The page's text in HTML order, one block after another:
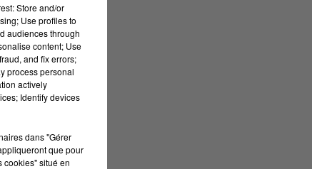
Store and/or
Use profiles to
audiences through
content; Use
and fix errors;
process personal
actively
Identify devices
dans "Gérer
que pour
cookies" situé en